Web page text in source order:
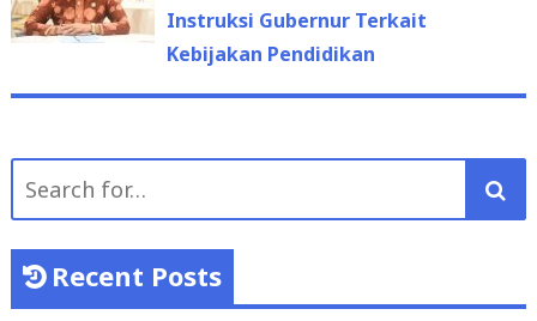
Instruksi Gubernur Terkait
Kebijakan Pendidikan
Search
Recent Posts